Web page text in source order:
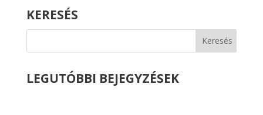
KERESÉS
LEGUTÓBBI BEJEGYZÉSEK